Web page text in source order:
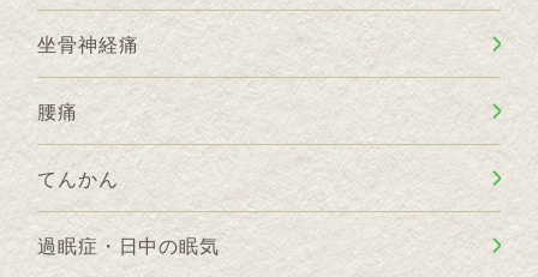
坐骨神経痛
腰痛
てんかん
過眠症・日中の眠気